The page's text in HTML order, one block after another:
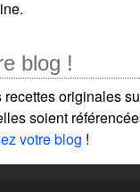
blog !
originales
soient
votre blog !